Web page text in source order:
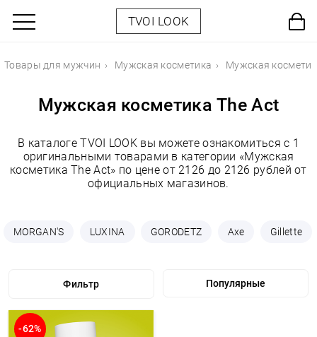
TVOI LOOK
Товары для мужчин Мужская косметика Мужская
Мужская косметика The Act
В каталоге TVOI LOOK вы можете ознакомиться с 1
оригинальными товарами в категории «Мужская
косметика The Act» по цене от 2126 до 2126 рублей от
официальных магазинов.
MORGAN'S LUXINA GORODETZ Axe Gillette
Фильтр
-62%